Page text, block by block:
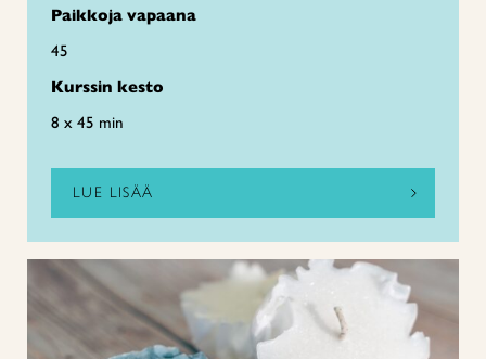
Paikkoja vapaana
45
Kurssin kesto
8 x 45 min
LUE LISÄÄ